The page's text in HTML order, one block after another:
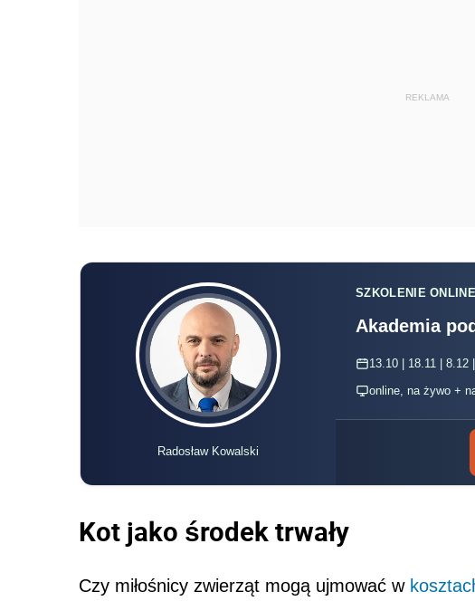
REKLAMA
Radosław Kowalski
SZKOLENIE ONLINE
Akademia
13.10 | 18.11 | 8.12
online, na żywo +
Kot jako środek trwały
Czy miłośnicy zwierząt mogą ujmować w